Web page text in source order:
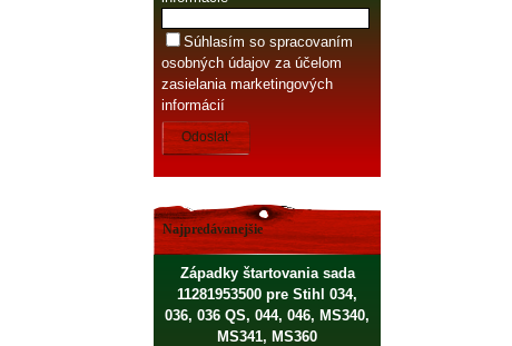
Súhlasím so spracovaním
osobných údajov za účelom
zasielania marketingových
informácií
Odoslať
Najpredávanejšie
Západky štartovania sada
11281953500 pre Stihl 034,
036, 036 QS, 044, 046, MS340,
MS341, MS360